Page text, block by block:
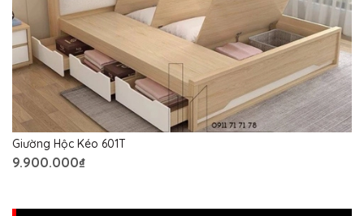
Giường Hộc Kéo 601T
9.900.000₫